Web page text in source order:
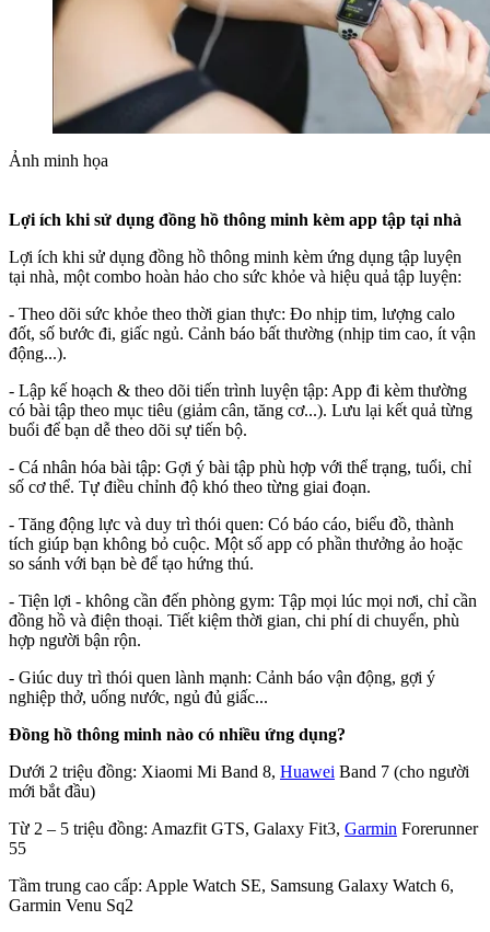
Ảnh minh họa
Lợi ích khi sử dụng đồng hồ thông minh kèm app tập tại nhà
Lợi ích khi sử dụng đồng hồ thông minh kèm ứng dụng tập luyện
tại nhà, một combo hoàn hảo cho sức khỏe và hiệu quả tập luyện:
- Theo dõi sức khỏe theo thời gian thực: Đo nhịp tim, lượng calo
đốt, số bước đi, giấc ngủ. Cảnh báo bất thường (nhịp tim cao, ít vận
động...).
- Lập kế hoạch & theo dõi tiến trình luyện tập: App đi kèm thường
có bài tập theo mục tiêu (giảm cân, tăng cơ...). Lưu lại kết quả từng
buổi để bạn dễ theo dõi sự tiến bộ.
- Cá nhân hóa bài tập: Gợi ý bài tập phù hợp với thể trạng, tuổi, chỉ
số cơ thể. Tự điều chỉnh độ khó theo từng giai đoạn.
- Tăng động lực và duy trì thói quen: Có báo cáo, biểu đồ, thành
tích giúp bạn không bỏ cuộc. Một số app có phần thưởng ảo hoặc
so sánh với bạn bè để tạo hứng thú.
- Tiện lợi - không cần đến phòng gym: Tập mọi lúc mọi nơi, chỉ cần
đồng hồ và điện thoại. Tiết kiệm thời gian, chi phí di chuyển, phù
hợp người bận rộn.
- Giúc duy trì thói quen lành mạnh: Cảnh báo vận động, gợi ý
nghiệp thở, uống nước, ngủ đủ giấc...
Đồng hồ thông minh nào có nhiều ứng dụng?
Dưới 2 triệu đồng: Xiaomi Mi Band 8, Huawei Band 7 (cho người
mới bắt đầu)
Từ 2 – 5 triệu đồng: Amazfit GTS, Galaxy Fit3, Garmin Forerunner
55
Tầm trung cao cấp: Apple Watch SE, Samsung Galaxy Watch 6,
Garmin Venu Sq2